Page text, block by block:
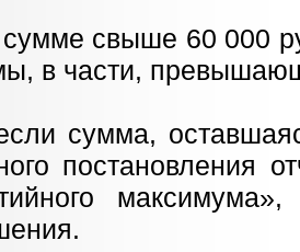
свыше 60 000
в части,
сумма,
постановления